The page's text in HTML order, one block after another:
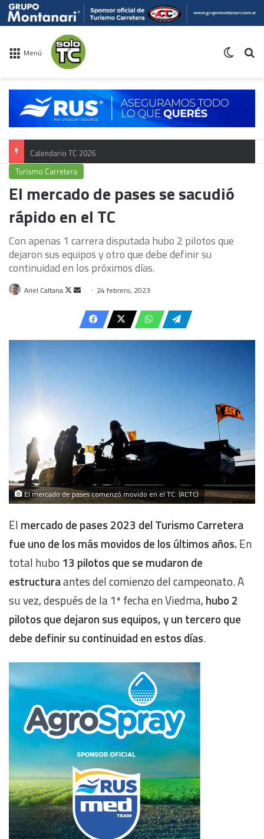
Menú
Calendario TC 2026
Turismo Carretera
El mercado de pases se sacudió
rápido en el TC
Con apenas 1 carrera disputada hubo 2 pilotos que
dejaron sus equipos y otro que debe definir su
continuidad en los próximos días.
Ariel Caltana
Follow
Send
email
24 febrero, 2023
El mercado de pases comenzó movido en el TC. (ACTC)
El mercado de pases 2023 del Turismo Carretera
fue uno de los más movidos de los últimos años. En
total hubo 13 pilotos que se mudaron de
estructuraantes del comienzo del campeonato. A
su vez, después de la 1ª fecha en Viedma, hubo 2
pilotos que dejaron sus equipos, y un tercero que
debe definir su continuidad en estos días.